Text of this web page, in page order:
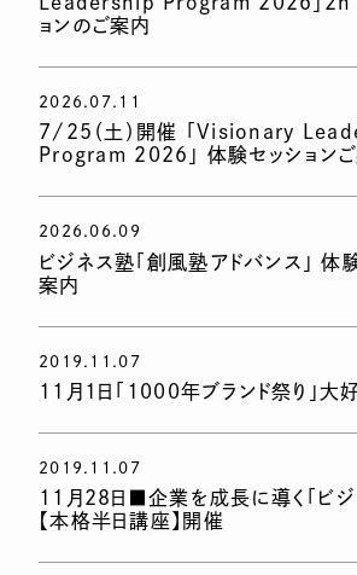
ョンのご案内
2026.07.11
7/25（土）開催 「Visionary
Program 2026」 体験セッション
2026.06.09
ビジネス塾「創風塾アドバンス」 体
案内
2019.11.07
11月1日「1000年ブランド祭り」
2019.11.07
11月28日■企業を成長に導く「ビジ
【本格半日講座】開催